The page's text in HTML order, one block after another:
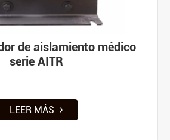
de aislamiento médico
serie AITR
LEER MÁS